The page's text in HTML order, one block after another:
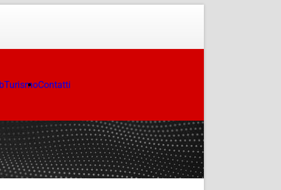
TurismoContatti